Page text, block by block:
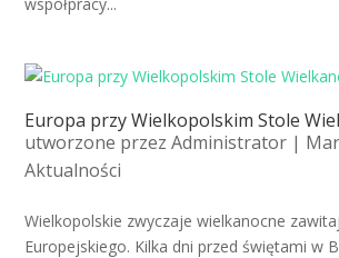
Europa przy Wielkopolskim Stole
utworzone przezAdministrator |
Aktualności
Wielkopolskie zwyczaje wielkanocne
Europejskiego. Kilka dni przed świętami w